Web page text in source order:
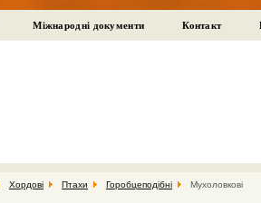
Міжнародні документи Контакт
Хордові Птахи Горобцеподібні Мухоловкові